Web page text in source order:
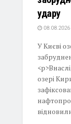
удару
08.08.2026
У Києві
озері